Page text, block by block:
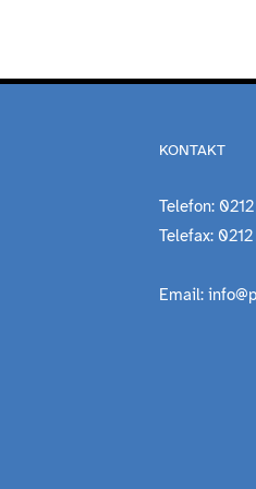
KONTAKT
Telefon:
Telefax:
Email: